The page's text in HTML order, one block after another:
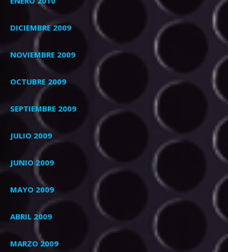
DICIEMBRE 2009
NOVIEMBRE 2009
OCTUBRE 2009
SEPTIEMBRE 2009
JULIO 2009
JUNIO 2009
MAYO 2009
ABRIL 2009
MARZO 2009